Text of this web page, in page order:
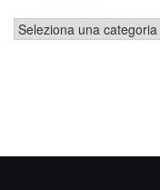
Categorie